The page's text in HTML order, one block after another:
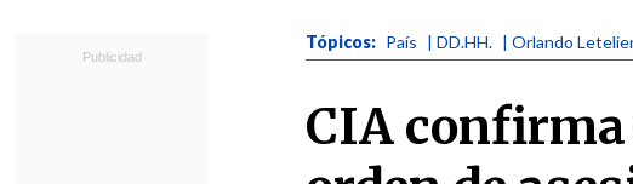
Tópicos: País | DD.HH. | Orlando
CIA